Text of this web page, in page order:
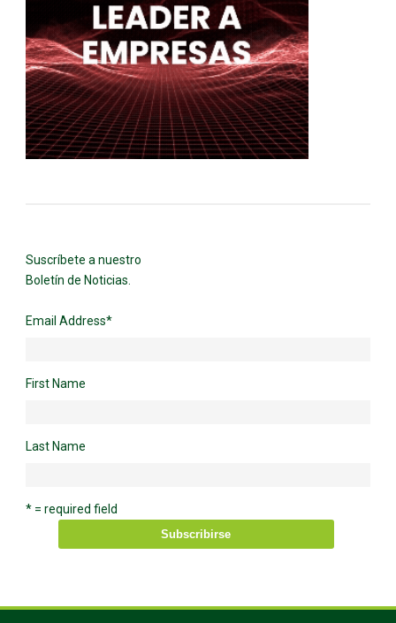
Suscríbete a nuestro
Boletín de Noticias.
Email Address*
First Name
Last Name
* = required field